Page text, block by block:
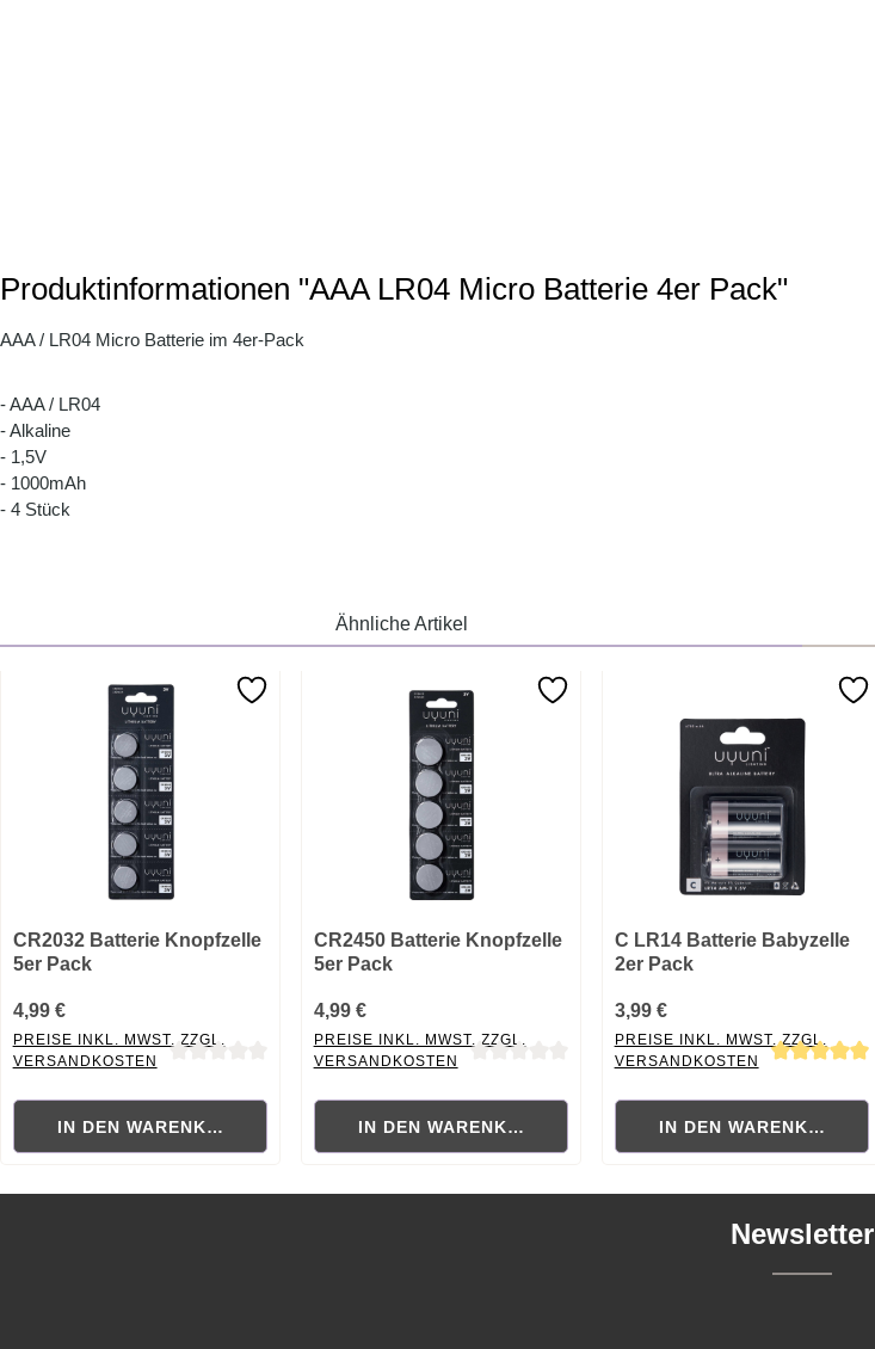
Produktinformationen "AAA LR04 Micro Batterie 4er Pack"
AAA / LR04 Micro Batterie im 4er-Pack
- AAA / LR04
- Alkaline
- 1,5V
- 1000mAh
- 4 Stück
Ähnliche Artikel
CR2032 Batterie Knopfzelle
5er Pack
4,99 €
PREISE INKL. MWST. ZZGL.
VERSANDKOSTEN
IN DEN WARENKORB
CR2450 Batterie Knopfzelle
5er Pack
4,99 €
PREISE INKL. MWST. ZZGL.
VERSANDKOSTEN
IN DEN WARENKORB
C LR14 Batterie Babyzelle
2er Pack
3,99 €
PREISE INKL. MWST. ZZGL.
VERSANDKOSTEN
IN DEN WARENKORB
Newsletter